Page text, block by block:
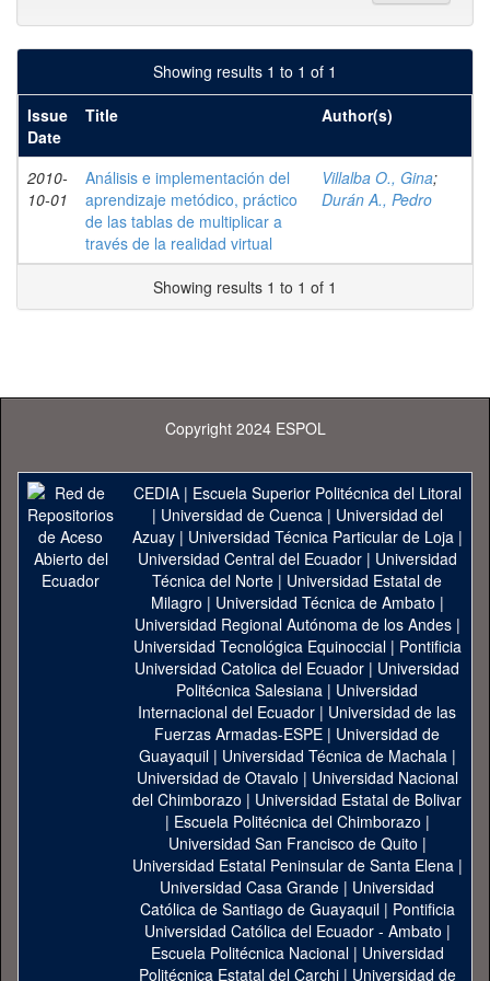
Showing results 1 to 1 of 1
Issue
Date
Title Author(s)
2010-
10-01
Análisis e implementación del
aprendizaje metódico, práctico
de las tablas de multiplicar a
través de la realidad virtual
Villalba O., Gina;
Durán A., Pedro
Showing results 1 to 1 of 1
Copyright 2024 ESPOL
CEDIA| Escuela Superior Politécnica del Litoral
| Universidad de Cuenca| Universidad del
Azuay| Universidad Técnica Particular de Loja|
Universidad Central del Ecuador| Universidad
Técnica del Norte | Universidad Estatal de
Milagro | Universidad Técnica de Ambato |
Universidad Regional Autónoma de los Andes|
Universidad Tecnológica Equinoccial| Pontificia
Universidad Catolica del Ecuador | Universidad
Politécnica Salesiana | Universidad
Internacional del Ecuador | Universidad de las
Fuerzas Armadas-ESPE | Universidad de
Guayaquil| Universidad Técnica de Machala|
Universidad de Otavalo | Universidad Nacional
del Chimborazo | Universidad Estatal de Bolivar
| Escuela Politécnica del Chimborazo |
Universidad San Francisco de Quito |
Universidad Estatal Peninsular de Santa Elena|
Universidad Casa Grande | Universidad
Católica de Santiago de Guayaquil| Pontificia
Universidad Católica del Ecuador - Ambato |
Escuela Politécnica Nacional| Universidad
Politécnica Estatal del Carchi| Universidad de